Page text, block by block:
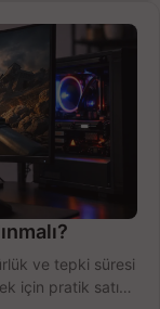
ve tepki süresi
için pratik satın